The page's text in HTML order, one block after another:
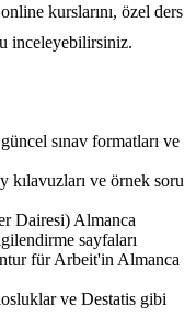
kurslarını, özel ders
inceleyebilirsiniz.
sınav formatları ve
kılavuzları ve örnek soru
Dairesi) Almanca
sayfaları
für Arbeit'in Almanca
ve Destatis gibi